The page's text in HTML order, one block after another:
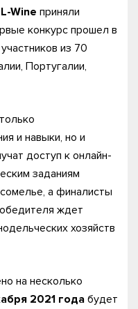
L-Wine приняли
конкурс прошел в
из 70
Португалии,
и навыки, но и
доступ к онлайн-
заданиям
а финалисты
ждет
хозяйств
на несколько
2021 года будет